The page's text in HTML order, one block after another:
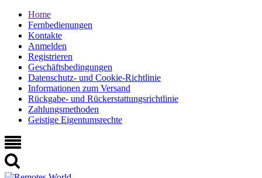
Home
Fernbedienungen
Kontakte
Anmelden
Registrieren
Geschäftsbedingungen
Datenschutz- und Cookie-Richtlinie
Informationen zum Versand
Rückgabe- und Rückerstattungsrichtlinie
Zahlungsmethoden
Geistige Eigentumsrechte